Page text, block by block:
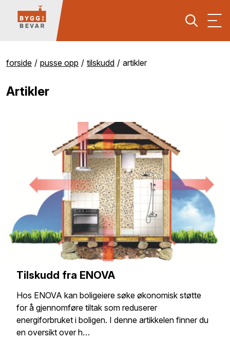
forside pusse opp tilskudd artikler
Artikler
Tilskudd fra ENOVA
Hos ENOVA kan boligeiere søke økonomisk støtte
for å gjennomføre tiltak som reduserer
energiforbruket i boligen. I denne artikkelen finner du
en oversikt over h…